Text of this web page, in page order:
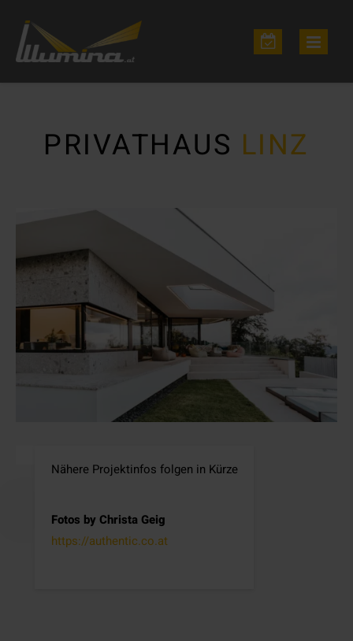
PRIVATHAUS LINZ
Nähere Projektinfos folgen in Kürze
Fotos by Christa Geig
https://authentic.co.at